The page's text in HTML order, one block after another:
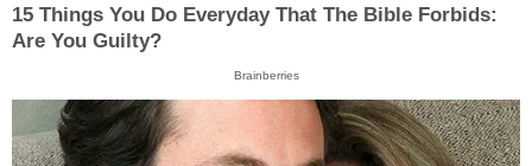
15 Things You Do Everyday That The Bible Forbids:
Are You Guilty?
Brainberries